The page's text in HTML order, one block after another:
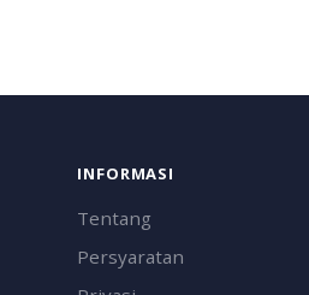
INFORMASI
Tentang
Persyaratan